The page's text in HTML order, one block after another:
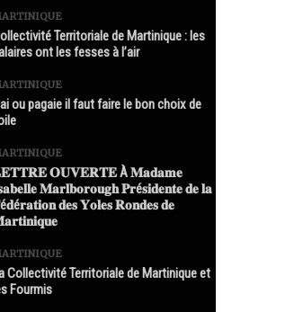
Territoriale de Martinique : les
ont les fesses à l’air
ou pagaie il faut faire le bon choix de
𝐎𝐔𝐕𝐄𝐑𝐓𝐄 À 𝐌𝐚𝐝𝐚𝐦𝐞
𝐌𝐚𝐫𝐥𝐛𝐨𝐫𝐨𝐮𝐠𝐡 𝐏𝐫é𝐬𝐢𝐝𝐞𝐧𝐭𝐞 𝐝𝐞 𝐥𝐚
𝐝𝐞𝐬 𝐘𝐨𝐥𝐞𝐬 𝐑𝐨𝐧𝐝𝐞𝐬 𝐝𝐞
Collectivité Territoriale de Martinique et
Fourmis